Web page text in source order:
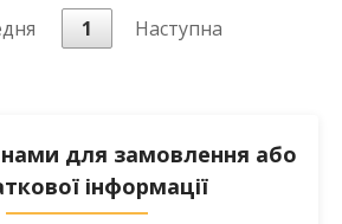
1 Наступна
нами для замовлення або
інформації